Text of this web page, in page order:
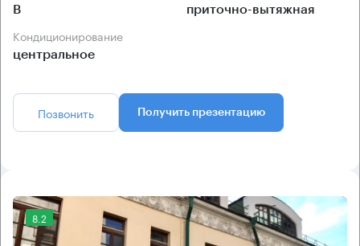
B приточно-вытяжная
Кондиционирование
центральное
Позвонить Получить презентацию
8.2